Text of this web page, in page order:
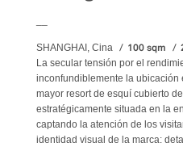
SHANGHAI, Cina 100 sqm
La secular tensión por el
inconfundiblemente la ubicación
mayor resort de esquí cubierto
estratégicamente situada en la
captando la atención de los
identidad visual de la marca: